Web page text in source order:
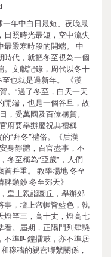
一年中白日最短、夜晚最
日照時光最短，空中流失
最嚴寒時段的開端。 中
時代，就把冬至視為一個
。文獻記錄，周代以冬十
也就是過新年。 《漢
。”過了冬至，白天一天
開端，也是一個谷旦，故
，受萬國及百僚稱賀。
府要舉辦慶祝典禮稱
“拜冬”禮俗。《后漢
身靜體，百官盡事，不
冬至稱為“亞歲”，人們
并重。 教學場地 冬至
類鈔·冬至郊天》
皇上親詣圜丘，舉辦郊
事，壇上帟幄皆藍色，執
燈竿三，高十丈，燈高七
看。屆期，正陽門列肆懸
不準叫鐘擂鼓，亦不準居
稼穡的親密聯繫關係，